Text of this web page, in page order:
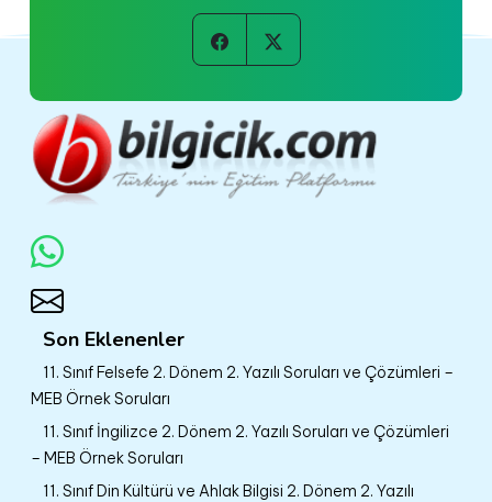
Son Eklenenler
11. Sınıf Felsefe 2. Dönem 2. Yazılı Soruları ve Çözümleri –
MEB Örnek Soruları
11. Sınıf İngilizce 2. Dönem 2. Yazılı Soruları ve Çözümleri
– MEB Örnek Soruları
11. Sınıf Din Kültürü ve Ahlak Bilgisi 2. Dönem 2. Yazılı